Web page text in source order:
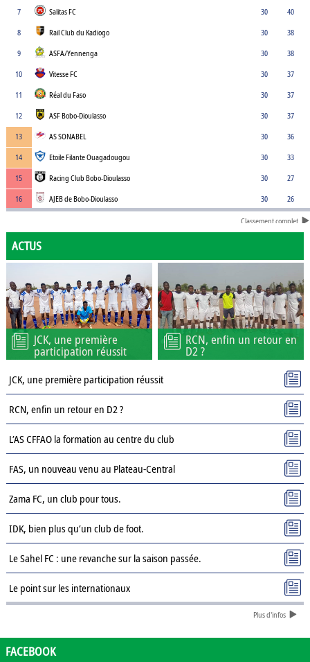
7
Salitas FC 30
40
8
Rail Club du Kadiogo 30
38
9
ASFA/Yennenga 30
38
10
Vitesse FC 30
37
11
Réal du Faso 30
37
12
ASF Bobo-Dioulasso 30
37
13
AS SONABEL 30
36
14
Etoile Filante Ouagadougou 30
33
15
Racing Club Bobo-Dioulasso 30
27
16
AJEB de Bobo-Dioulasso 30 26
Classement complet
ACTUS
JCK, une première
participation réussit
RCN, enfin un retour en
D2 ?
JCK, une première participation réussit
RCN, enfin un retour en D2 ?
L’AS CFFAO la formation au centre du club
FAS, un nouveau venu au Plateau-Central
Zama FC, un club pour tous.
IDK, bien plus qu’un club de foot.
Le Sahel FC : une revanche sur la saison passée.
Le point sur les internationaux
Présentation des clubs de D3 : ASPC Tenkodogo
Plus d'infos
FACEBOOK